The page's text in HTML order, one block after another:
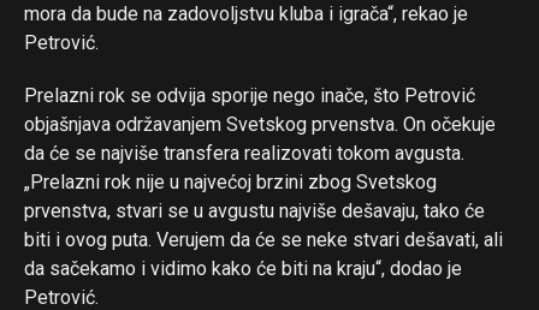
mora da bude na zadovoljstvu kluba i igrača“, rekao je
Petrović.
Prelazni rok se odvija sporije nego inače, što Petrović
objašnjava održavanjem Svetskog prvenstva. On očekuje
da će se najviše transfera realizovati tokom avgusta.
„Prelazni rok nije u najvećoj brzini zbog Svetskog
prvenstva, stvari se u avgustu najviše dešavaju, tako će
biti i ovog puta. Verujem da će se neke stvari dešavati, ali
da sačekamo i vidimo kako će biti na kraju“, dodao je
Petrović.